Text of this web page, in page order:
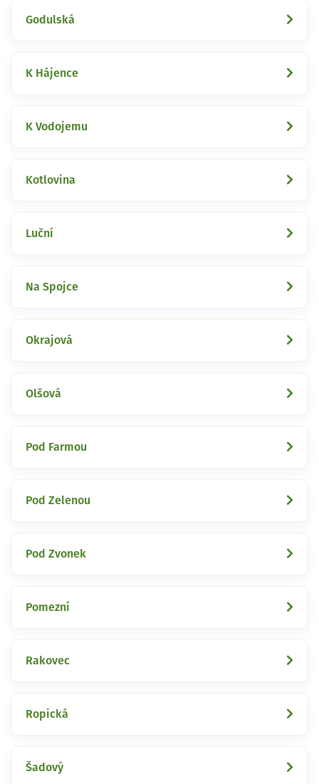
Godulská
K Hájence
K Vodojemu
Kotlovina
Luční
Na Spojce
Okrajová
Olšová
Pod Farmou
Pod Zelenou
Pod Zvonek
Pomezní
Rakovec
Ropická
Šadový